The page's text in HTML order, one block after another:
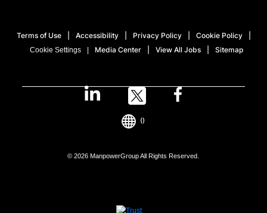
Terms of Use Accessibility Privacy Policy Cookie Policy
Cookie Settings Media Center View All Jobs Sitemap
© 2026 ManpowerGroup All Rights Reserved.
()